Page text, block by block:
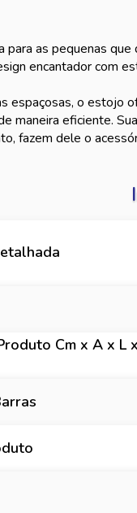
para as pequenas
encantador com
espaçosas, o estojo
maneira eficiente.
fazem dele o
Cm x A x L x